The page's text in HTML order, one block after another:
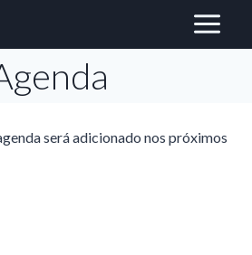
será adicionado nos próximos